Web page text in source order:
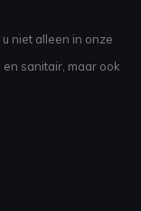
niet alleen in onze
sanitair, maar ook